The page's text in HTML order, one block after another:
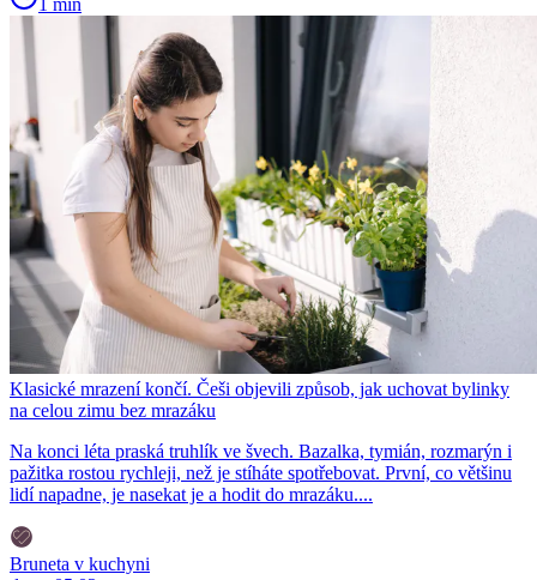
1 min
Klasické mrazení končí. Češi objevili způsob, jak uchovat bylinky
na celou zimu bez mrazáku
Na konci léta praská truhlík ve švech. Bazalka, tymián, rozmarýn i
pažitka rostou rychleji, než je stíháte spotřebovat. První, co většinu
lidí napadne, je nasekat je a hodit do mrazáku....
Bruneta v kuchyni